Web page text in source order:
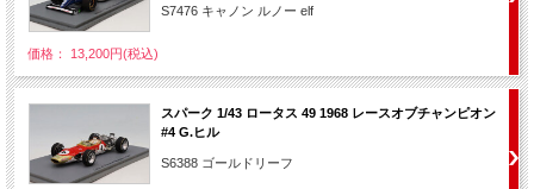
S7476 キャノン ルノー elf
価格： 13,200円(税込)
スパーク 1/43 ロータス 49 1968 レースオブチャンピオン
#4 G.ヒル
S6388 ゴールドリーフ